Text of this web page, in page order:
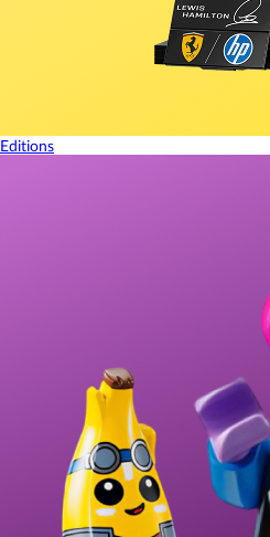
Editions